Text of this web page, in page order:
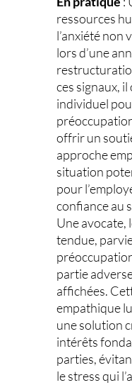
ressources
l’anxiété non
lors d’une
ces signaux,
individuel
offrir un
approche
situation
pour
confiance au
Une avocate,
tendue,
partie
affichées.
empathique
une solution
intérêts
parties,
le stress qui